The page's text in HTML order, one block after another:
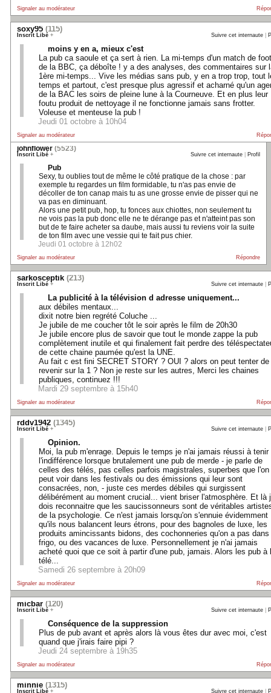
Signaler au modérateur
soxy95 (115)
Inscrit Libé + Suivre cet internaute
moins y en a, mieux c'est
La pub ca saoule et ça sert à rien. La mi-temps d'un match de foot
de la BBC, ça déboîte ! y a des analyses, des commentaires sur
1ère mi-temps... Vive les médias sans pub, y en a trop trop, tout
temps et partout, c'est presque plus agressif et acharné qu'un
de la BAC les soirs de pleine lune à la Courneuve. Et en plus leur
foutu produit de nettoyage il ne fonctionne jamais sans frotter.
Voleuse et menteuse la pub !
Jeudi 01 octobre à 10h04
Signaler au modérateur
johnflower (5523)
Inscrit Libé + Suivre cet internaute Profil
Pub
Sexy, tu oublies tout de même le côté pratique de la chose : par
exemple tu regardes un film formidable, tu n'as pas envie de
décoller de ton canap mais tu as une grosse envie de pisser qui ne
va pas en diminuant.
Alors une petit pub, hop, tu fonces aux chiottes, non seulement tu
ne vois pas la pub donc elle ne te dérange pas et n'atteint pas son
but de te faire acheter sa daube, mais aussi tu reviens voir la suite
de ton film avec une vessie qui te fait pus chier.
Jeudi 01 octobre à 12h02
Signaler au modérateur Répondre
sarkosceptik (213)
Inscrit Libé + Suivre cet internaute
La publicité à la télévision d adresse uniquement...
aux débiles mentaux...
dixit notre bien regrété Coluche ...
Je jubile de me coucher tôt le soir après le film de 20h30
Je jubile encore plus de savoir que tout le monde zappe la pub
complètement inutile et qui finalement fait perdre des
de cette chaine paumée qu'est la UNE.
Au fait c est fini SECRET STORY ? OUI ? alors on peut tenter de
revenir sur la 1 ? Non je reste sur les autres, Merci les chaines
publiques, continuez !!!
Mardi 29 septembre à 15h40
Signaler au modérateur
rddv1942 (1345)
Inscrit Libé + Suivre cet internaute
Opinion.
Moi, la pub m'enrage. Depuis le temps je n'ai jamais réussi à tenir
l'indifférence lorsque brutalement une pub de merde - je parle de
celles des télés, pas celles parfois magistrales, superbes que l'on
peut voir dans les festivals ou des émissions qui leur sont
consacrées, non, - juste ces merdes débiles qui surgissent
délibérément au moment crucial... vient briser l'atmosphère. Et là
dois reconnaitre que les saucissonneurs sont de véritables
de la psychologie. Ce n'est jamais lorsqu'on s'ennuie évidemment
qu'ils nous balancent leurs étrons, pour des bagnoles de luxe, les
produits amincissants bidons, des cochonneries qu'on a pas dans
frigo, ou des vacances de luxe. Personnellement je n'ai jamais
acheté quoi que ce soit à partir d'une pub, jamais. Alors les pub à
télé...
Samedi 26 septembre à 20h09
Signaler au modérateur
micbar (120)
Inscrit Libé + Suivre cet internaute
Conséquence de la suppression
Plus de pub avant et après alors là vous êtes dur avec moi, c'est
quand que j'irais faire pipi ?
Jeudi 24 septembre à 19h35
Signaler au modérateur
minnie (1315)
Inscrit Libé + Suivre cet internaute